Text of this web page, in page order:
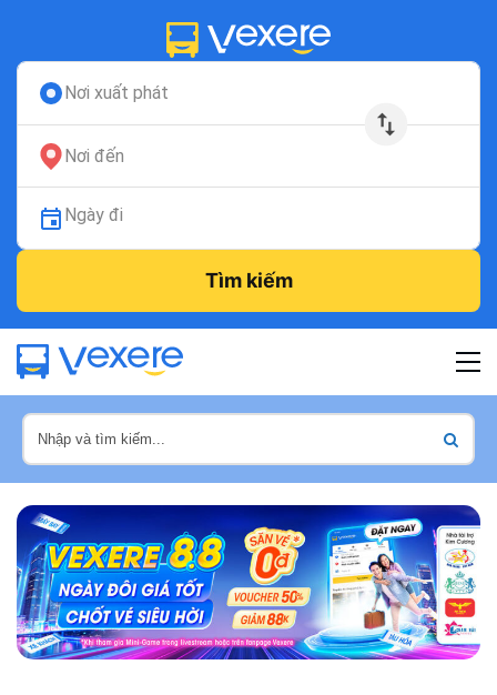
Nơi xuất phát
Nơi đến
Ngày đi
Tìm kiếm